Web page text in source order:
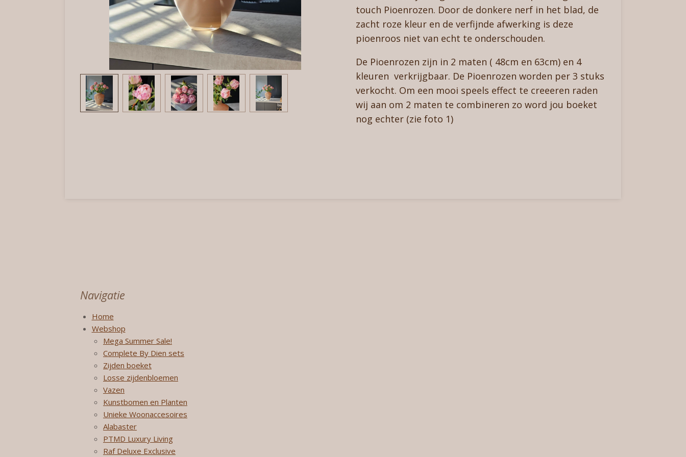
touch Pioenrozen. Door de donkere nerf in het blad, de
zacht roze kleur en de verfijnde afwerking is deze
pioenroos niet van echt te onderschouden.
De Pioenrozen zijn in 2 maten ( 48cm en 63cm) en 4
kleuren verkrijgbaar. De Pioenrozen worden per 3 stuks
verkocht. Om een mooi speels effect te creeeren raden
wij aan om 2 maten te combineren zo word jou boeket
nog echter (zie foto 1)
Navigatie
Home
Webshop
Mega Summer Sale!
Complete By Dien sets
Zijden boeket
Losse zijdenbloemen
Vazen
Kunstbomen en Planten
Unieke Woonaccesoires
Alabaster
PTMD Luxury Living
Raf Deluxe Exclusive